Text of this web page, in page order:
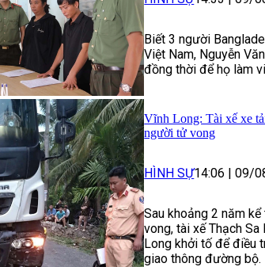
Biết 3 người
Việt Nam, Nguyễn
đồng thời để họ làm
Vĩnh Long: Tài xế xe
người tử vong
HÌNH SỰ14:06 | 09/
Sau khoảng 2 năm
vong, tài xế Thạch Sa
Long khởi tố để điều
giao thông đường bộ.